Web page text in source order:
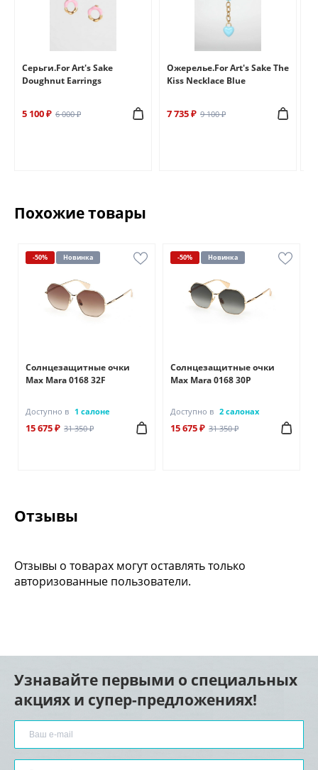
Серьги.For Art's Sake
Doughnut Earrings
5 100 ₽ 6 000 ₽
Ожерелье.For Art's Sake The
Kiss Necklace Blue
7 735 ₽ 9 100 ₽
Похожие товары
-50% Новинка
Солнцезащитные очки
Max Mara 0168 32F
Доступно в 1 салоне
15 675 ₽ 31 350 ₽
-50% Новинка
Солнцезащитные очки
Max Mara 0168 30P
Доступно в 2 салонах
15 675 ₽ 31 350 ₽
Отзывы
Отзывы о товарах могут оставлять только
авторизованные пользователи.
Узнавайте первыми о специальных
акциях и супер-предложениях!